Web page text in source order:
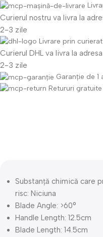
Curierul nostru va livra la
2-3 zile
Livrare prin curierat
Curierul DHL va livra la
2-3 zile
Garanție de 1
Retururi
Substanță chimică care
risc: Niciuna
Blade Angle: >60°
Handle Length: 12.5cm
Blade Length: 14.5cm